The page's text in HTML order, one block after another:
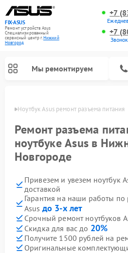
FIX-ASUS
Ремонт устройств Asus
Специализированный
cервисный центр г.Нижний
Новгород
+7
+7
Мы ремонтируем
Ноутбук Asus ремонт разъема питания
Ремонт разъема
ноутбуке Asus в
Новгороде
Привезем и увезем ноутбук
доставкой
Гарантия на наши работы по
Asus до 3-х лет
Срочный ремонт ноутбуков
Скидка для вас до 20%
Получите 1500 рублей на
Оригинальные